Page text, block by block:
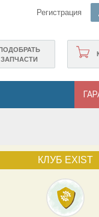
Регистрация
ЗАПЧАСТИ
КЛУБ EXIST